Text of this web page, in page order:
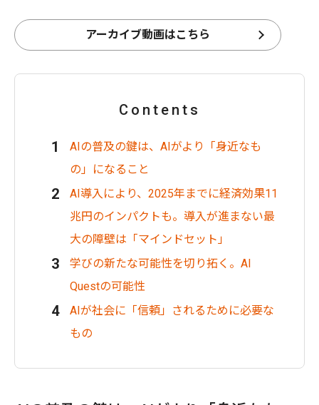
アーカイブ動画はこちら
Contents
AIの普及の鍵は、AIがより「身近なも
の」になること
AI導入により、2025年までに経済効果11
兆円のインパクトも。導入が進まない最
大の障壁は「マインドセット」
学びの新たな可能性を切り拓く。AI
Questの可能性
AIが社会に「信頼」されるために必要な
もの